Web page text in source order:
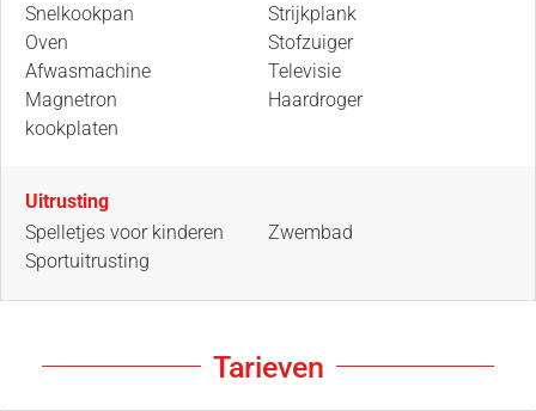
Snelkookpan
Oven
Afwasmachine
Magnetron
kookplaten
Strijkplank
Stofzuiger
Televisie
Haardroger
Uitrusting
Spelletjes voor kinderen
Sportuitrusting
Zwembad
Tarieven